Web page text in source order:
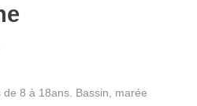
8 à 18ans. Bassin, marée